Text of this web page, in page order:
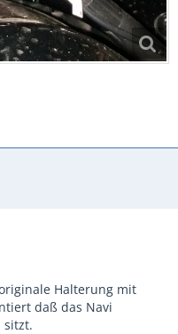
Halterung mit
daß das Navi
sitzt.